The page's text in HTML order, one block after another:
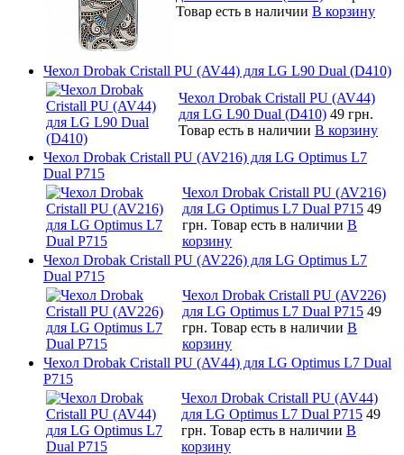
Товар есть в наличии В корзину
Чехол Drobak Cristall PU (AV44) для LG L90 Dual (D410)
Чехол Drobak Cristall PU (AV44)
для LG L90 Dual (D410) 49 грн.
Товар есть в наличии В корзину
Чехол Drobak Cristall PU (AV216) для LG Optimus L7
Dual P715
Чехол Drobak Cristall PU (AV216)
для LG Optimus L7 Dual P715 49
грн. Товар есть в наличии В
корзину
Чехол Drobak Cristall PU (AV226) для LG Optimus L7
Dual P715
Чехол Drobak Cristall PU (AV226)
для LG Optimus L7 Dual P715 49
грн. Товар есть в наличии В
корзину
Чехол Drobak Cristall PU (AV44) для LG Optimus L7 Dual
P715
Чехол Drobak Cristall PU (AV44)
для LG Optimus L7 Dual P715 49
грн. Товар есть в наличии В
корзину